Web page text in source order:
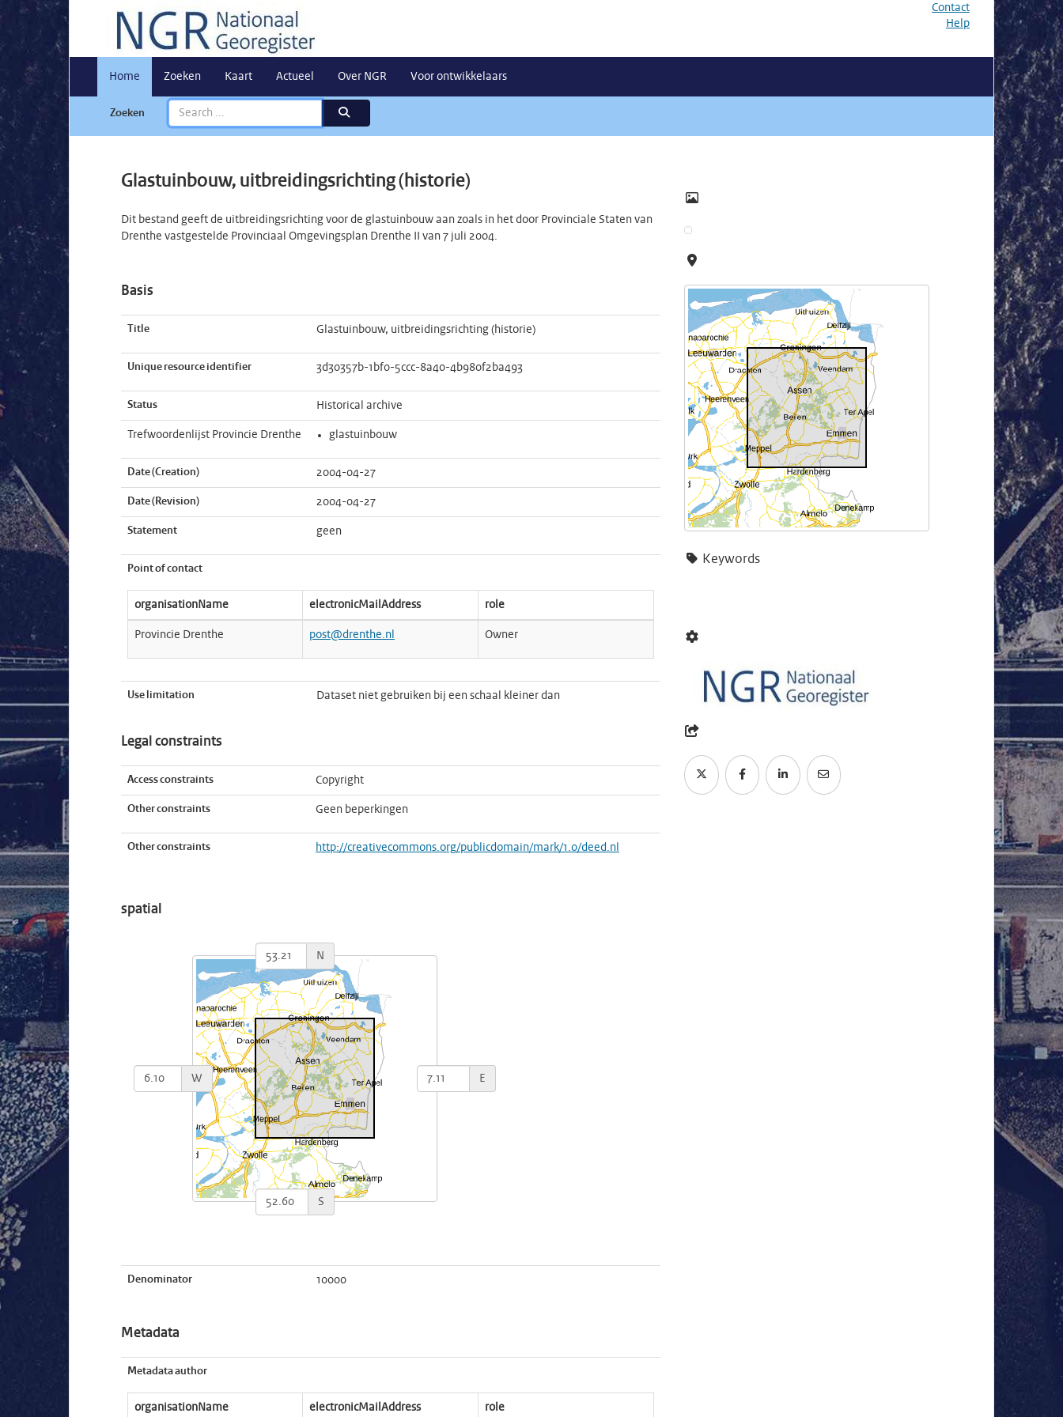
Contact
Help
Home Zoeken Kaart Actueel Over NGR Voor ontwikkelaars
Zoeken
Glastuinbouw, uitbreidingsrichting (historie)
Dit bestand geeft de uitbreidingsrichting voor de glastuinbouw aan zoals in het door Provinciale Staten van
Drenthe vastgestelde Provinciaal Omgevingsplan Drenthe II van 7 juli 2004.
Basis
Title Glastuinbouw, uitbreidingsrichting (historie)
Unique resource identifier 3d30357b-1bf0-5ccc-8a40-4b980f2ba493
Status Historical archive
Trefwoordenlijst Provincie Drenthe glastuinbouw
Date (Creation) 2004-04-27
Date (Revision) 2004-04-27
Statement geen
Point of contact
organisationName electronicMailAddress role
Provincie Drenthe post@drenthe.nl Owner
Use limitation Dataset niet gebruiken bij een schaal kleiner dan
Legal constraints
Access constraints Copyright
Other constraints Geen beperkingen
Other constraints http://creativecommons.org/publicdomain/mark/1.0/deed.nl
spatial
N
S
E
W
Denominator 10000
Metadata
Metadata author
organisationName electronicMailAddress role
Keywords